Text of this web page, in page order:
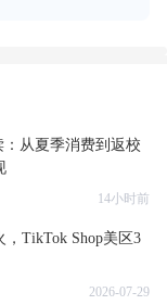
：从夏季消费到返校
14小时前
TikTok Shop美区3
2026-07-29